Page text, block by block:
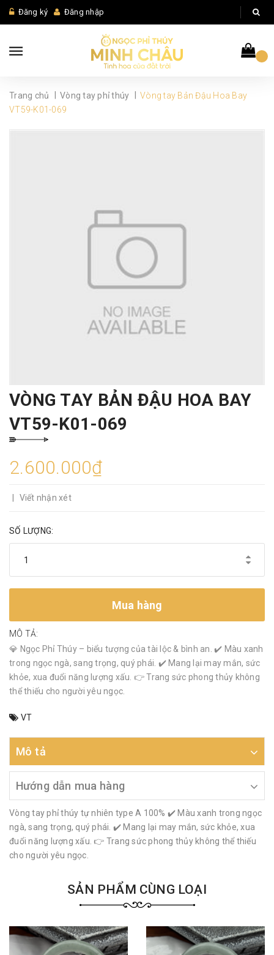
Đăng ký Đăng nhập
Trang chủ Vòng tay phỉ thúy
Vòng tay Bản Đậu Hoa Bay
VT59-K01-069
VÒNG TAY BẢN ĐẬU HOA BAY
VT59-K01-069
2.600.000₫
Viết nhận xét
SỐ LƯỢNG:
Mua hàng
MÔ TẢ:
💎 Ngọc Phỉ Thúy – biểu tượng của tài lộc & bình an. ✔️ Màu xanh
trong ngọc ngà, sang trọng, quý phái. ✔️ Mang lại may mắn, sức
khỏe, xua đuổi năng lượng xấu. 👉 Trang sức phong thủy không
thể thiếu cho người yêu ngọc.
VT
Mô tả
Hướng dẫn mua hàng
Vòng tay phỉ thúy tự nhiên type A 100% ✔️ Màu xanh trong ngọc
ngà, sang trọng, quý phái. ✔️ Mang lại may mắn, sức khỏe, xua
đuổi năng lượng xấu. 👉 Trang sức phong thủy không thể thiếu
cho người yêu ngọc.
SẢN PHẨM CÙNG LOẠI